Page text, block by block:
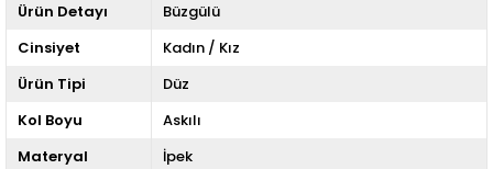
Ürün Detayı
Büzgülü
Cinsiyet
Kadın / Kız
Ürün Tipi
Düz
Kol Boyu
Askılı
Materyal
İpek